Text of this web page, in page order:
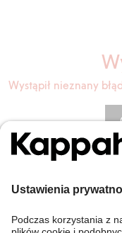
Wystąpił nieznany